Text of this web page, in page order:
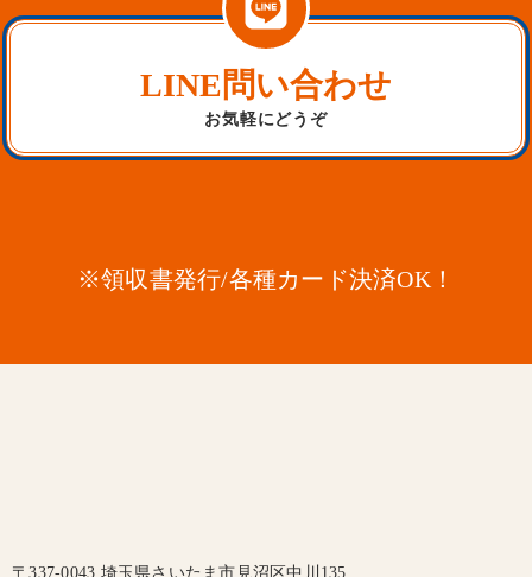
LINE問い合わせ
お気軽にどうぞ
※領収書発行/各種カード決済OK！
〒337-0043 埼玉県さいたま市見沼区中川135